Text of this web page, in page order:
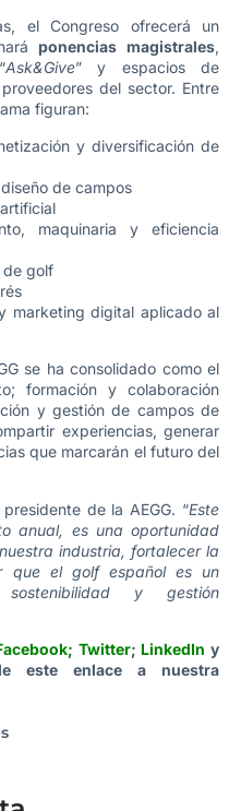
el Congreso ofrecerá un
ponencias magistrales,
Ask&Give” y espacios de
del sector. Entre
figuran:
y diversificación de
de campos
maquinaria y eficiencia
de golf
marketing digital aplicado al
se ha consolidado como el
formación y colaboración
y gestión de campos de
experiencias, generar
que marcarán el futuro del
presidente de la AEGG. “Este
anual, es una oportunidad
industria, fortalecer la
que el golf español es un
y gestión
; Twitter; LinkedIn y
este enlace a nuestra